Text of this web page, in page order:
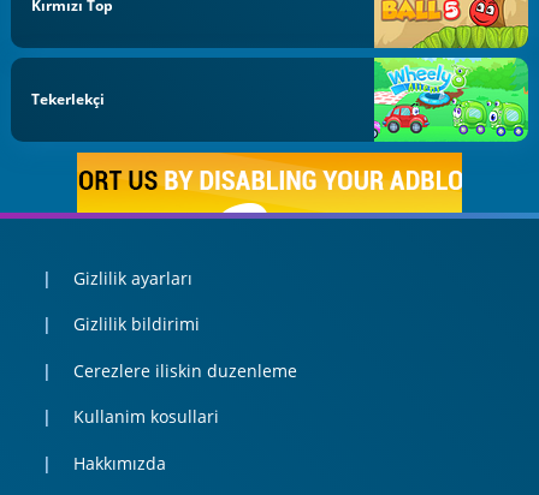
Kırmızı Top
Tekerlekçi
Gizlilik ayarları
Gizlilik bildirimi
Cerezlere iliskin duzenleme
Kullanim kosullari
Hakkımızda